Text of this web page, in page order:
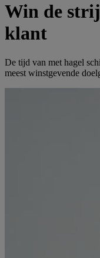
Win de
klant
De tijd van met hagel
meest winstgevende